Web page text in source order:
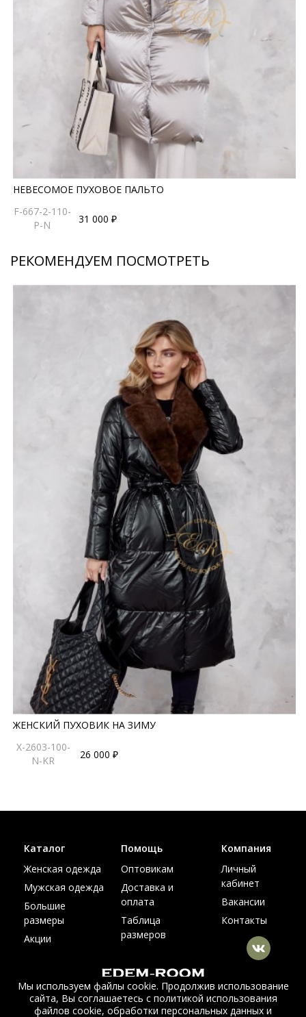
НЕВЕСОМОЕ ПУХОВОЕ ПАЛЬТО
F-667-2-110-
P-N
31 000 ₽
РЕКОМЕНДУЕМ ПОСМОТРЕТЬ
ЖЕНСКИЙ ПУХОВИК НА ЗИМУ
X-2603-100-
N-KR
26 000 ₽
© Интернет магазин верхней одежды из меха и кожи
Каталог
Женская одежда
Мужская одежда
Большие
размеры
Акции
Помощь
Оптовикам
Доставка и
оплата
Таблица
размеров
Компания
Личный
кабинет
Вакансии
Контакты
Мы используем файлы cookie. Продолжив использование
сайта, Вы соглашаетесь с политикой использования
файлов cookie, обработки персональных данных и